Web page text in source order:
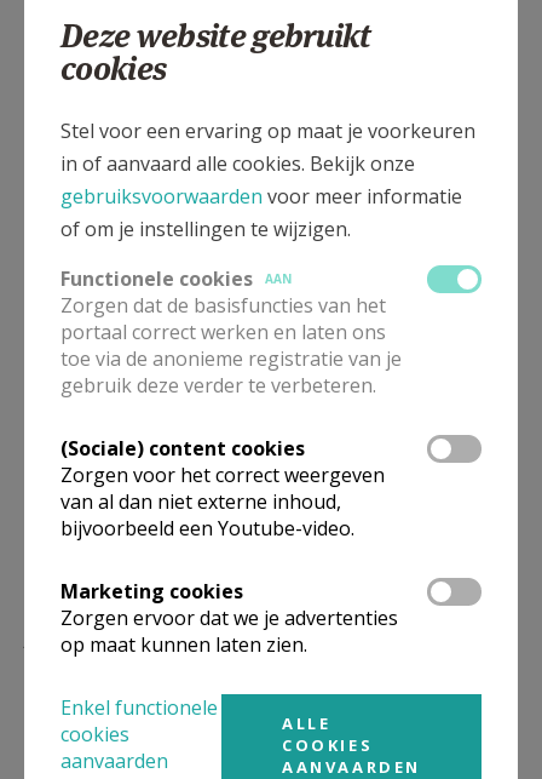
verdeeld?
Vele vragen houden ons bezig en blijven al te vaak
neen, ook niet. Maar samen, als Emmaüsgangers
onderweg, vinden we misschien wel antwoorden,
ongetwijfeld veelvormig en veelkleurig, maar
richtinggevend en hoopvol. Respectvol luisterend en
vragend, sprekend en delend, kunnen nieuwe
gedachten ontluiken of ontdekken we misschien
sporen of tekenen des tijds die ons de weg wijzen.
Wij, de gemeenschapsploeg van de
opnieuw uit in ons Geertruicafé.
Lees meer
Deze website gebruikt
cookies
Stel voor een ervaring op maat je voorkeuren
in of aanvaard alle cookies. Bekijk onze
gebruiksvoorwaarden voor meer informatie
of om je instellingen te wijzigen.
Functionele cookies
AAN
Zorgen dat de basisfuncties van het
portaal correct werken en laten ons
toe via de anonieme registratie van je
gebruik deze verder te verbeteren.
(Sociale) content cookies
Zorgen voor het correct weergeven
van al dan niet externe inhoud,
bijvoorbeeld een Youtube-video.
Marketing cookies
Zorgen ervoor dat we je advertenties
op maat kunnen laten zien.
Enkel functionele
cookies
aanvaarden
ALLE
COOKIES
AANVAARDEN